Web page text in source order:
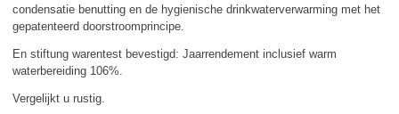
condensatie benutting en de hygienische drinkwaterverwarming met het
gepatenteerd doorstroomprincipe.
En stiftung warentest bevestigd: Jaarrendement inclusief warm
waterbereiding 106%.
Vergelijkt u rustig.